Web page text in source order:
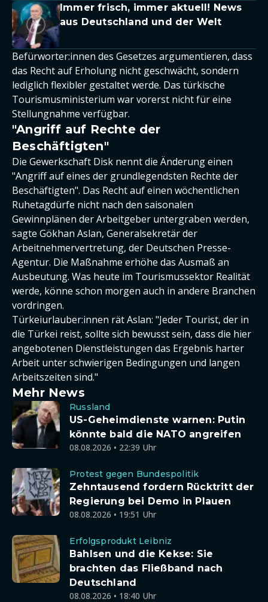
Immer frisch, immer aktuell! News
aus Deutschland und der Welt
Befürworter:innen des Gesetzes argumentieren, dass
das Recht auf Erholung nicht geschwächt, sondern
lediglich flexibler gestaltet werde. Das türkische
Tourismusministerium war vorerst nicht für eine
Stellungnahme verfügbar.
"Angriff auf Rechte der
Beschäftigten"
Die Gewerkschaft Disk nennt die Änderung einen
"Angriff auf eines der grundlegendsten Rechte der
Beschäftigten". Das Recht auf einen wöchentlichen
Ruhetagdürfe nicht nach den saisonalen
Gewinnplänen der Arbeitgeber untergraben werden,
sagte Gökhan Aslan, Generalsekretär der
Arbeitnehmervertretung, der Deutschen Presse-
Agentur. Die Maßnahme erhöhe das Ausmaß an
Ausbeutung. Was heute im Tourismussektor Realität
werde, könne schon morgen auch in andere Branchen
vordringen.
Türkeiurlauber:innen rät Aslan: "Jeder Tourist, der in
die Türkei reist, sollte sich bewusst sein, dass die hier
angebotenen Dienstleistungen das Ergebnis harter
Arbeit unter schwierigen Bedingungen und langen
Arbeitszeiten sind."
Mehr News
Russland
US-Geheimdienste warnen: Putin
könnte bald die NATO angreifen
08.08.2026 • 22:39 Uhr
Protest gegen Bundespolitik
Zehntausend fordern Rücktritt der
Regierung bei Demo in Plauen
08.08.2026 • 19:51 Uhr
Erfolgsprodukt Leibniz
Bahlsen und die Kekse: Sie
brachten das Fließband nach
Deutschland
08.08.2026 • 18:40 Uhr